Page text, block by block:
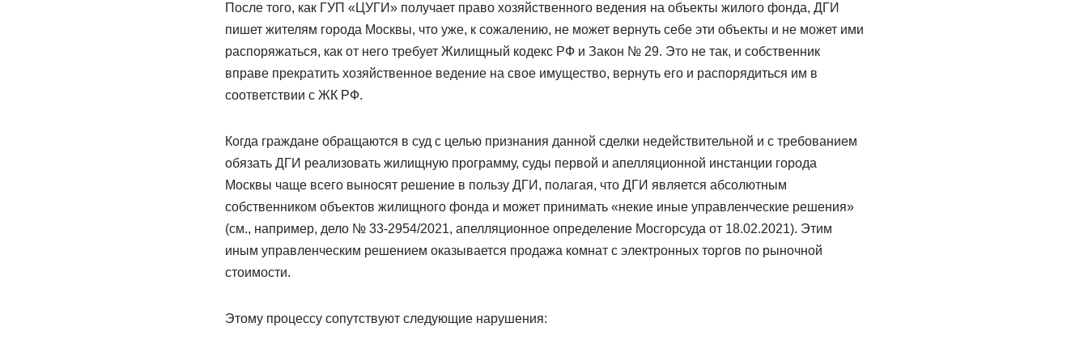
После того, как ГУП «ЦУГИ» получает право хозяйственного ведения на объекты жилого фонда, ДГИ
пишет жителям города Москвы, что уже, к сожалению, не может вернуть себе эти объекты и не может ими
распоряжаться, как от него требует Жилищный кодекс РФ и Закон № 29. Это не так, и собственник
вправе прекратить хозяйственное ведение на свое имущество, вернуть его и распорядиться им в
соответствии с ЖК РФ.
Когда граждане обращаются в суд с целью признания данной сделки недействительной и с требованием
обязать ДГИ реализовать жилищную программу, суды первой и апелляционной инстанции города
Москвы чаще всего выносят решение в пользу ДГИ, полагая, что ДГИ является абсолютным
собственником объектов жилищного фонда и может принимать «некие иные управленческие решения»
(см., например, дело № 33-2954/2021, апелляционное определение Мосгорсуда от 18.02.2021). Этим
иным управленческим решением оказывается продажа комнат с электронных торгов по рыночной
стоимости.
Этому процессу сопутствуют следующие нарушения: